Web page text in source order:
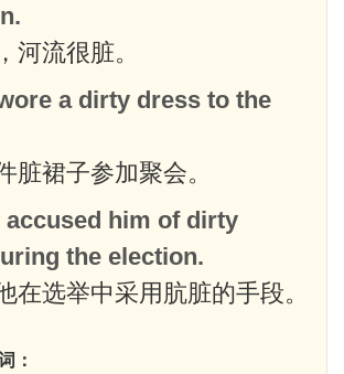
河流很脏。
a dirty dress to the
脏裙子参加聚会。
accused him of dirty
the election.
在选举中采用肮脏的手段。
：